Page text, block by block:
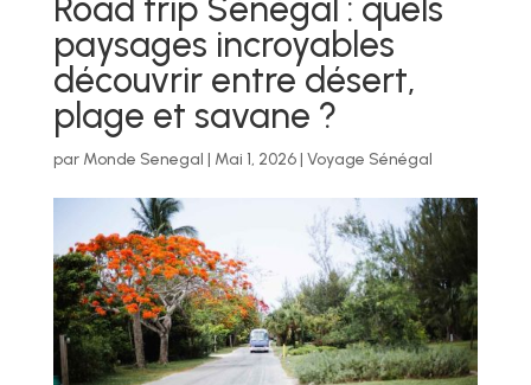
Road trip Sénégal : quels
paysages incroyables
découvrir entre désert,
plage et savane ?
par Monde Senegal | Mai 1, 2026| Voyage Sénégal